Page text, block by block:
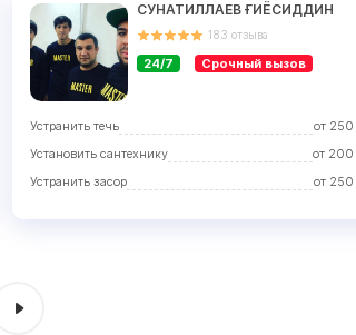
СУНАТИЛЛАЕВ ҒИЁСИДДИН
183 отзыва
24/7 Срочный вызов
Устранить течь от
Установить сантехнику
от
Устранить засор
от